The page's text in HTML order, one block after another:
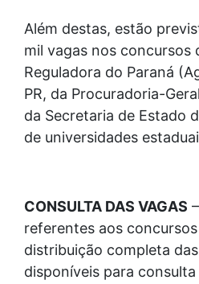
Além destas, estão
mil vagas nos concursos
Reguladora do Paraná
PR, da Procuradoria-
da Secretaria de Estado
de universidades
CONSULTA DAS VAGAS
referentes aos
distribuição completa
disponíveis para